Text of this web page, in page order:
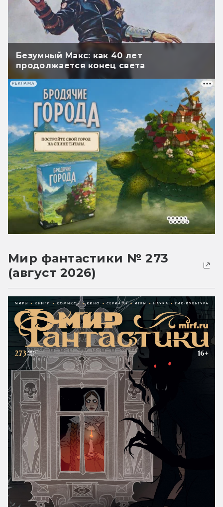
Безумный Макс: как 40 лет
продолжается конец света
РЕКЛАМА
Мир фантастики № 273
(август 2026)